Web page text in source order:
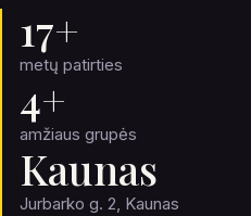
17+
metų patirties
4+
amžiaus grupės
Kaunas
Jurbarko g. 2, Kaunas